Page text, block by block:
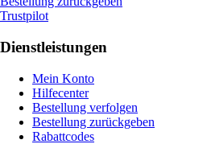
Trustpilot
Dienstleistungen
Mein Konto
Hilfecenter
Bestellung verfolgen
Bestellung zurückgeben
Rabattcodes